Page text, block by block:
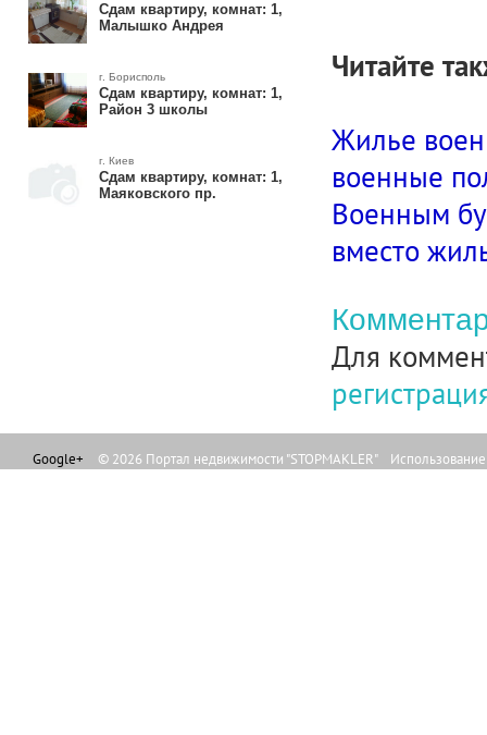
Сдам квартиру, комнат: 1,
Малышко Андрея
г. Борисполь
Сдам квартиру, комнат: 1,
Район 3 школы
г. Киев
Сдам квартиру, комнат: 1,
Маяковского пр.
Читайте
Жилье
военные
Военным
вместо
Для
Google+ © 2026 Портал недвижимости "STOPMAKLER"